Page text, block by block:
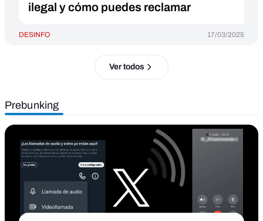
ilegal y cómo puedes reclamar
DESINFO 17/03/2025
Ver todos
Prebunking